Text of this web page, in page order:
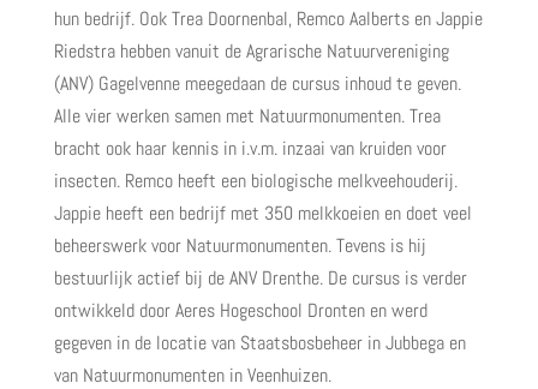
hun bedrijf. Ook Trea Doornenbal, Remco Aalberts en Jappie
Riedstra hebben vanuit de Agrarische Natuurvereniging
(ANV) Gagelvenne meegedaan de cursus inhoud te geven.
Alle vier werken samen met Natuurmonumenten. Trea
bracht ook haar kennis in i.v.m. inzaai van kruiden voor
insecten. Remco heeft een biologische melkveehouderij.
Jappie heeft een bedrijf met 350 melkkoeien en doet veel
beheerswerk voor Natuurmonumenten. Tevens is hij
bestuurlijk actief bij de ANV Drenthe. De cursus is verder
ontwikkeld door Aeres Hogeschool Dronten en werd
gegeven in de locatie van Staatsbosbeheer in Jubbega en
van Natuurmonumenten in Veenhuizen.